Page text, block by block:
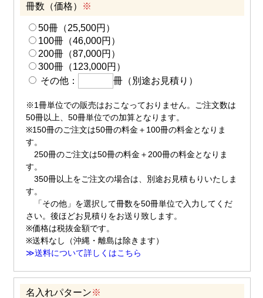
冊数（価格） ※
50冊（25,500円）
100冊（46,000円）
200冊（87,000円）
300冊（123,000円）
その他：
冊（別途お見積り）
※1冊単位での販売はおこなっておりません。ご注文数は
50冊以上、50冊単位での加算となります。
※150冊のご注文は50冊の料金＋100冊の料金となりま
す。
250冊のご注文は50冊の料金＋200冊の料金となりま
す。
350冊以上をご注文の場合は、別途お見積もりいたしま
す。
「その他」を選択して冊数を50冊単位で入力してくだ
さい。後ほどお見積りをお送り致します。
※価格は税抜金額です。
※送料なし（沖縄・離島は除きます）
≫送料について詳しくはこちら
名入れパターン※